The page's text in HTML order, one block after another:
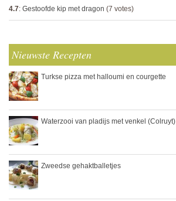
4.7: Gestoofde kip met dragon (7 votes)
Nieuwste Recepten
Turkse pizza met halloumi en courgette
Waterzooi van pladijs met venkel (Colruyt)
Zweedse gehaktballetjes